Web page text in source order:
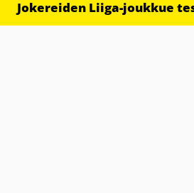
Jokereiden Liiga-joukkue